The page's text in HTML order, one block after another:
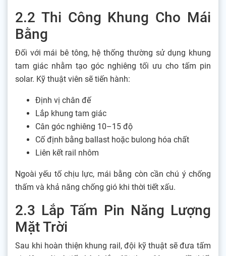
2.2 Thi Công Khung Cho Mái
Bằng
Đối với mái bê tông, hệ thống thường sử dụng khung
tam giác nhằm tạo góc nghiêng tối ưu cho tấm pin
solar. Kỹ thuật viên sẽ tiến hành:
Định vị chân đế
Lắp khung tam giác
Cân góc nghiêng 10–15 độ
Cố định bằng ballast hoặc bulong hóa chất
Liên kết rail nhôm
Ngoài yếu tố chịu lực, mái bằng còn cần chú ý chống
thấm và khả năng chống gió khi thời tiết xấu.
2.3 Lắp Tấm Pin Năng Lượng
Mặt Trời
Sau khi hoàn thiện khung rail, đội kỹ thuật sẽ đưa tấm